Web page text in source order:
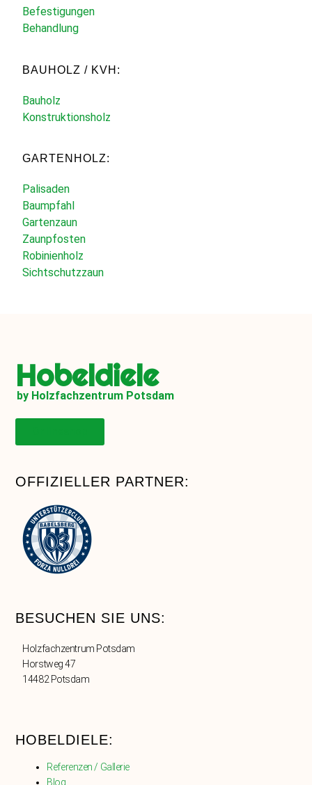
Befestigungen
Behandlung
BAUHOLZ / KVH:
Bauholz
Konstruktionsholz
GARTENHOLZ:
Palisaden
Baumpfahl
Gartenzaun
Zaunpfosten
Robinienholz
Sichtschutzzaun
Hobeldiele
by Holzfachzentrum Potsdam
OFFIZIELLER PARTNER:
BESUCHEN SIE UNS:
Holzfachzentrum Potsdam
Horstweg 47
14482 Potsdam
HOBELDIELE:
Referenzen / Gallerie
Blog